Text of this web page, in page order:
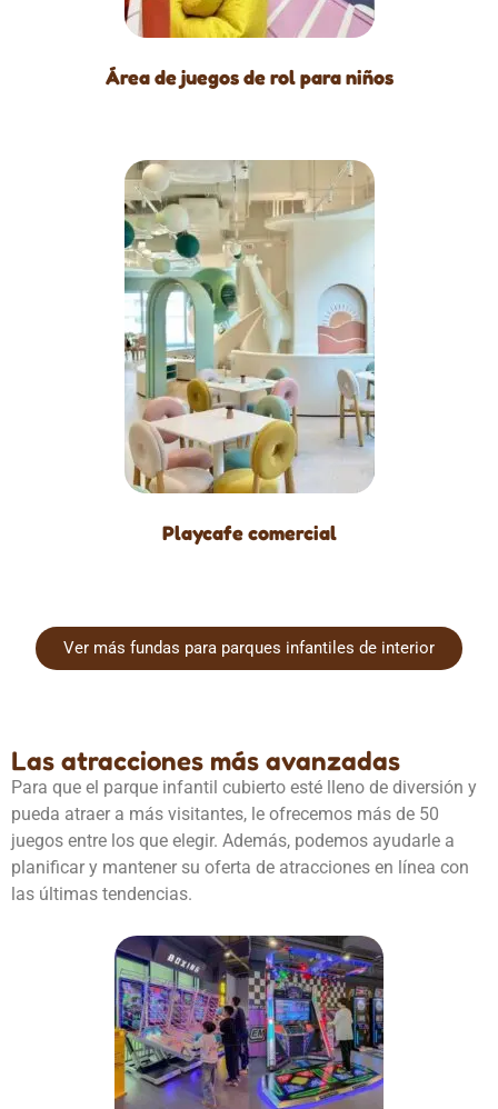
Área de juegos de rol para niños
Playcafe comercial
Ver más fundas para parques infantiles de interior
Las atracciones más avanzadas
Para que el parque infantil cubierto esté lleno de diversión y
pueda atraer a más visitantes, le ofrecemos más de 50
juegos entre los que elegir. Además, podemos ayudarle a
planificar y mantener su oferta de atracciones en línea con
las últimas tendencias.